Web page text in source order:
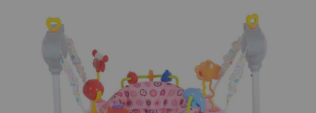
галерията
изображенията